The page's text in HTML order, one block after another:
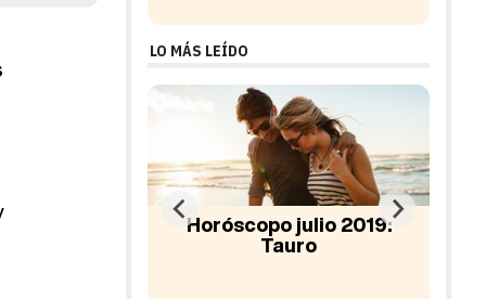
LO MÁS LEÍDO
2019: